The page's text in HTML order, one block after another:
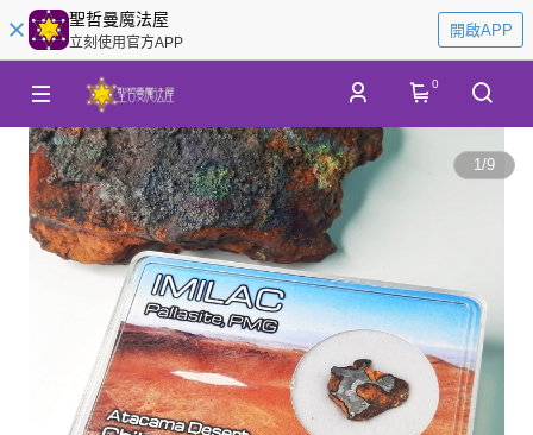
聖哲曼魔法屋
立刻使用官方APP
開啟APP
0
1/9